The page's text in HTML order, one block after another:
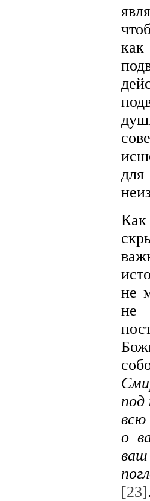
как
для
не
не
под
всю
о
[23].